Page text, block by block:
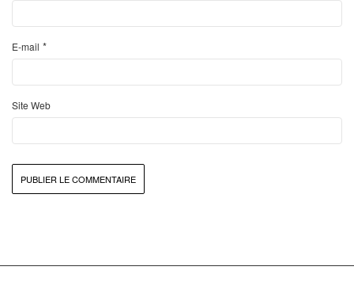
E-mail *
Site Web